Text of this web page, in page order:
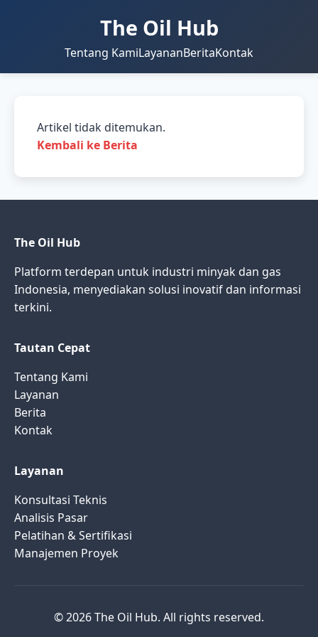
The Oil Hub
Tentang KamiLayananBeritaKontak
Artikel tidak ditemukan.
Kembali ke Berita
The Oil Hub
Platform terdepan untuk industri minyak dan gas
Indonesia, menyediakan solusi inovatif dan informasi
terkini.
Tautan Cepat
Tentang Kami
Layanan
Berita
Kontak
Layanan
Konsultasi Teknis
Analisis Pasar
Pelatihan & Sertifikasi
Manajemen Proyek
© 2026 The Oil Hub. All rights reserved.